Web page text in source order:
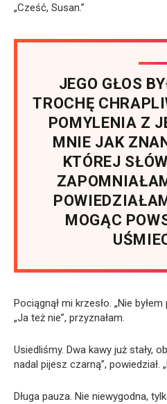
„Cześć, Susan.”
JEGO GŁOS
TROCHĘ
POMYLENIA Z
MNIE JAK
KTÓREJ
MOGĄC
Pociągnął mi krzesło. „Nie
„Ja też nie”, przyznałam.
Usiedliśmy. Dwa kawy już stały,
nadal pijesz czarną”, powiedział.
Długa pauza. Nie niewygodna,